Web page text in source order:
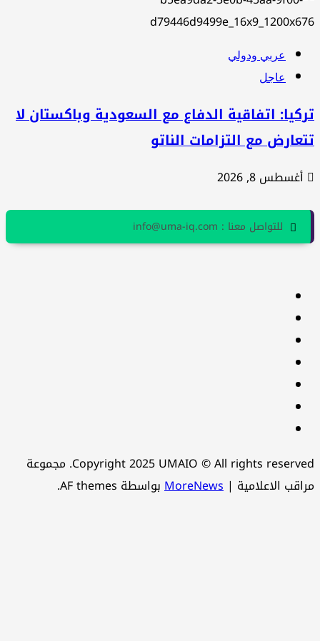
عربي ودولي
عاجل
اتفاقية الدفاع مع السعودية وباكستان لا
مع التزامات الناتو
أغسطس 8, 2026
للتواصل معنا : info@uma-iq.com
facebook
Twitter
youtube
Linkedin
instagram
snapchat
Telegram
Copyright 2025 UMAIO © All rights reserved. مجموعة
الاعلامية|
MoreNewsبواسطة AF themes.